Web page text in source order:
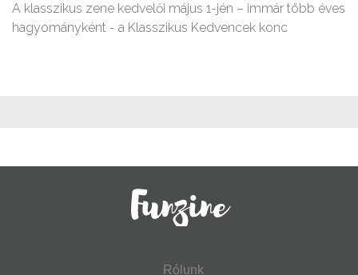
A klasszikus zene kedvelői május 1-jén – immár több éves
hagyományként - a Klasszikus Kedvencek konc
Rólunk